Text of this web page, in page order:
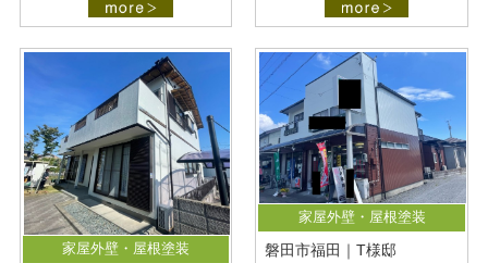
家屋外壁・屋根塗装
家屋外壁・屋根塗装
磐田市福田｜T様邸